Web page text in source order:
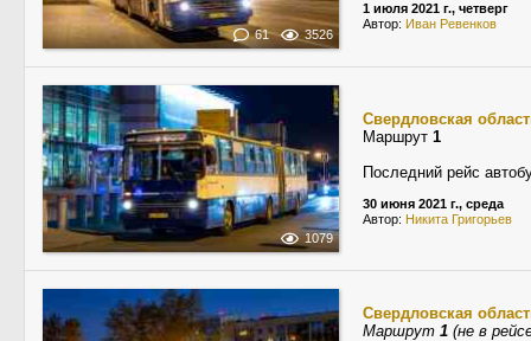
61 3526
1 июля 2021 г., четверг
Автор: Иван Ревенков
1079
Свердловская
Маршрут 1
Последний рейс
30 июня 2021 г., среда
Автор: Никита Григорьев
Свердловская
Маршрут 1 (не в